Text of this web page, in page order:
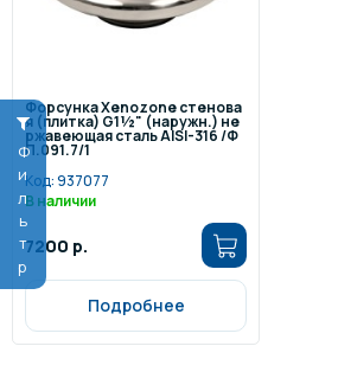
Фильтр
Форсунка Xenozone стенова
я (плитка) G1½" (наружн.) не
ржавеющая сталь AISI-316 /Ф
П.091.7/1
Код:937077
В наличии
7200 р.
Подробнее